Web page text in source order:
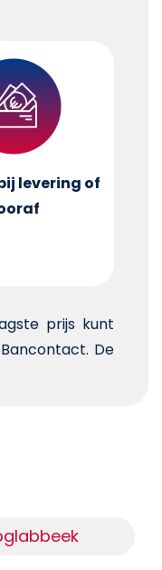
levering of
prijs kunt
De